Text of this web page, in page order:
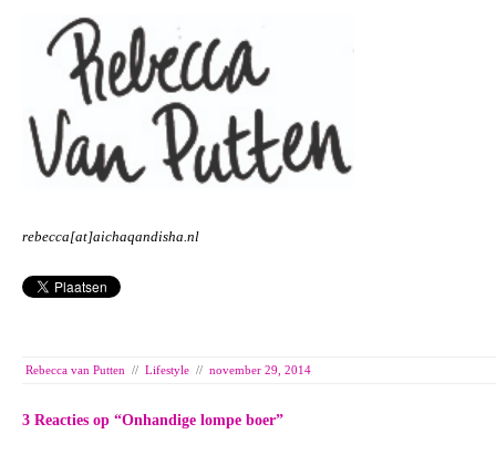
rebecca[at]aichaqandisha.nl
Rebecca van Putten // Lifestyle // november 29, 2014
3 Reacties op “Onhandige lompe boer”